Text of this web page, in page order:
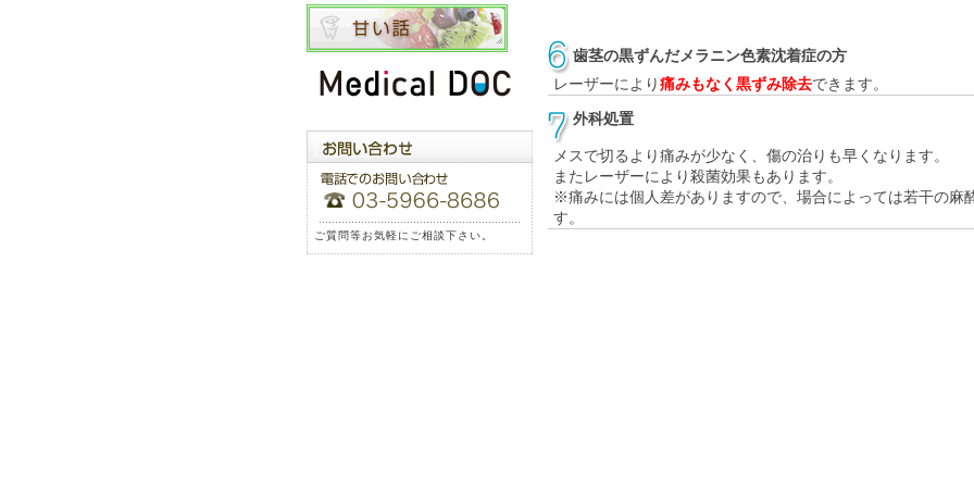
歯茎の黒ずんだメラニン色素沈着症の方
レーザーにより痛みもなく黒ずみ除去できます。
外科処置
メスで切るより痛みが少なく、傷の治りも早くなります。
またレーザーにより殺菌効果もあります。
※痛みには個人差がありますので、場合によっては若干の麻
す。
ご質問等お気軽にご相談下さい。